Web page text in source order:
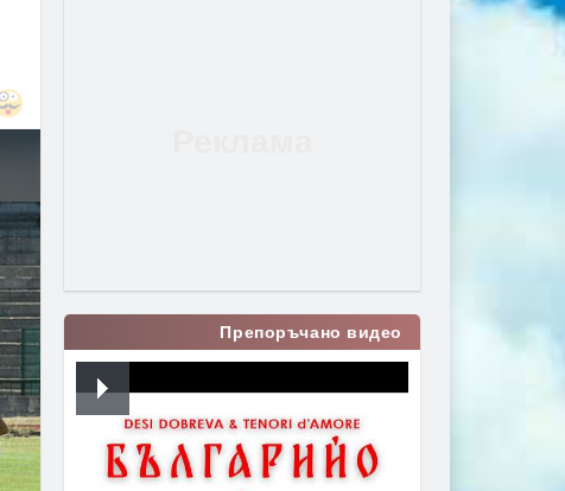
Препоръчано видео